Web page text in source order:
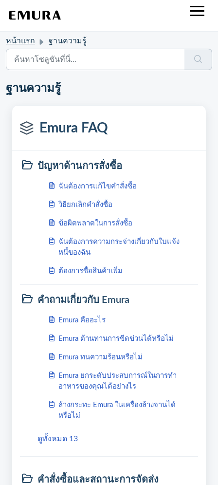
หน้าแรก ฐานความรู้
ฐานความรู้
Emura FAQ
ปัญหาด้านการสั่งซื้อ
ฉันต้องการแก้ไขคำสั่งซื้อ
วิธียกเลิกคำสั่งซื้อ
ข้อผิดพลาดในการสั่งซื้อ
ฉันต้องการความกระจ่างเกี่ยวกับใบแจ้ง
หนี้ของฉัน
ต้องการซื้อสินค้าเพิ่ม
คำถามเกี่ยวกับ Emura
Emura คืออะไร
Emura ต้านทานการขีดข่วนได้หรือไม่
Emura ทนความร้อนหรือไม่
Emura ยกระดับประสบการณ์ในการทำ
อาหารของคุณได้อย่างไร
ล้างกระทะ Emura ในเครื่องล้างจานได้
หรือไม่
ดูทั้งหมด 13
คำสั่งซื้อและสถานะการจัดส่ง